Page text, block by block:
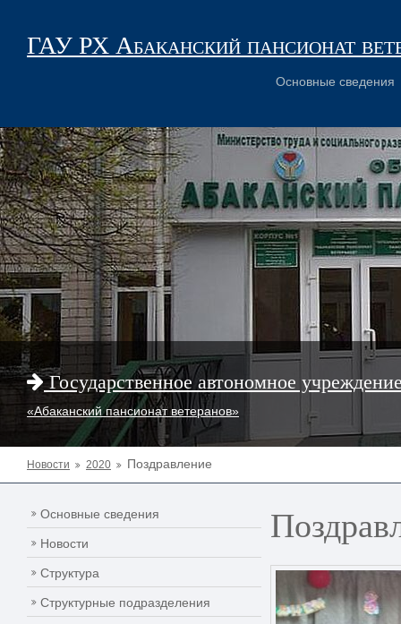
ГАУ РХ Абаканский пансионат
Основные сведения
Государственное автономное
«Абаканский пансионат ветеранов»
Новости 2020 Поздравление
Основные сведения
Новости
Структура
Структурные подразделения